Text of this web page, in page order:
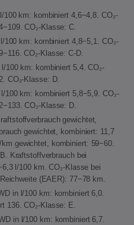
km: kombiniert 4,6−4,8. CO₂-
CO₂-Klasse: C.
km: kombiniert 4,8−5,1. CO₂-
CO₂-Klasse: C-D.
100 km: kombiniert 5,4. CO₂-
CO₂-Klasse: D.
100 km: kombiniert 5,8−5,9. CO₂-
CO₂-Klasse: D.
gewichtet,
gewichtet, kombiniert: 11,7
gewichtet, kombiniert: 59−60.
Kraftstoffverbrauch bei
l/100 km. CO₂-Klasse bei
(EAER): 77−78 km.
in l/100 km: kombiniert 6,0.
136. CO₂-Klasse: E.
in l/100 km: kombiniert 6,7.